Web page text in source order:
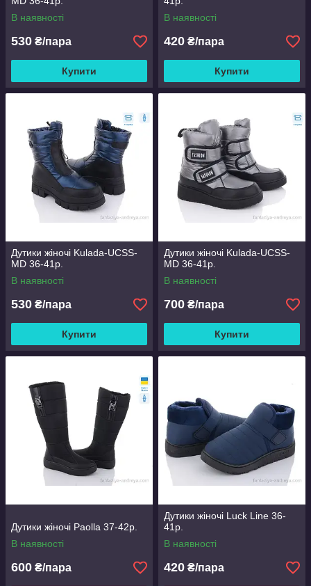
В наявності
530 ₴/пара
Купити
В наявності
420 ₴/пара
Купити
Дутики жіночі Kulada-UCSS-
MD 36-41р.
В наявності
530 ₴/пара
Купити
Дутики жіночі Kulada-UCSS-
MD 36-41р.
В наявності
700 ₴/пара
Купити
Дутики жіночі Paolla 37-42р.
В наявності
600 ₴/пара
Дутики жіночі Luck Line 36-
41р.
В наявності
420 ₴/пара